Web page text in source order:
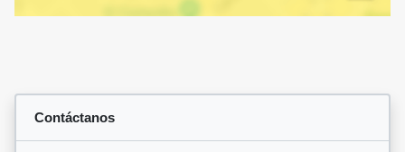
Contáctanos